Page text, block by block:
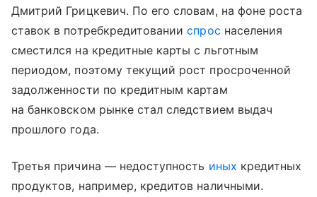
Дмитрий Грицкевич. По его словам, на фоне роста
ставок в потребкредитованииспрос населения
сместился на кредитные карты с льготным
периодом, поэтому текущий рост просроченной
задолженности по кредитным картам
на банковском рынке стал следствием выдач
прошлого года.
Третья причина — недоступность иных кредитных
продуктов, например, кредитов наличными.